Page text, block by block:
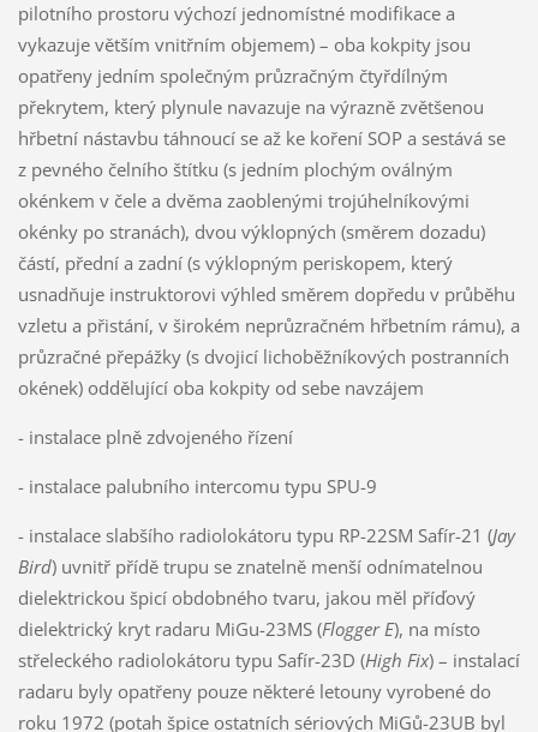
pilotního prostoru výchozí jednomístné modifikace a
vykazuje větším vnitřním objemem) – oba kokpity jsou
opatřeny jedním společným průzračným čtyřdílným
překrytem, který plynule navazuje na výrazně zvětšenou
hřbetní nástavbu táhnoucí se až ke koření SOP a sestává se
z pevného čelního štítku (s jedním plochým oválným
okénkem v čele a dvěma zaoblenými trojúhelníkovými
okénky po stranách), dvou výklopných (směrem dozadu)
částí, přední a zadní (s výklopným periskopem, který
usnadňuje instruktorovi výhled směrem dopředu v průběhu
vzletu a přistání, v širokém neprůzračném hřbetním rámu), a
průzračné přepážky (s dvojicí lichoběžníkových postranních
okének) oddělující oba kokpity od sebe navzájem
- instalace plně zdvojeného řízení
- instalace palubního intercomu typu SPU-9
- instalace slabšího radiolokátoru typu RP-22SM Safír-21 (Jay
Bird) uvnitř přídě trupu se znatelně menší odnímatelnou
dielektrickou špicí obdobného tvaru, jakou měl příďový
dielektrický kryt radaru MiGu-23MS (Flogger E), na místo
střeleckého radiolokátoru typu Safír-23D (High Fix) – instalací
radaru byly opatřeny pouze některé letouny vyrobené do
roku 1972 (potah špice ostatních sériových MiGů-23UB byl